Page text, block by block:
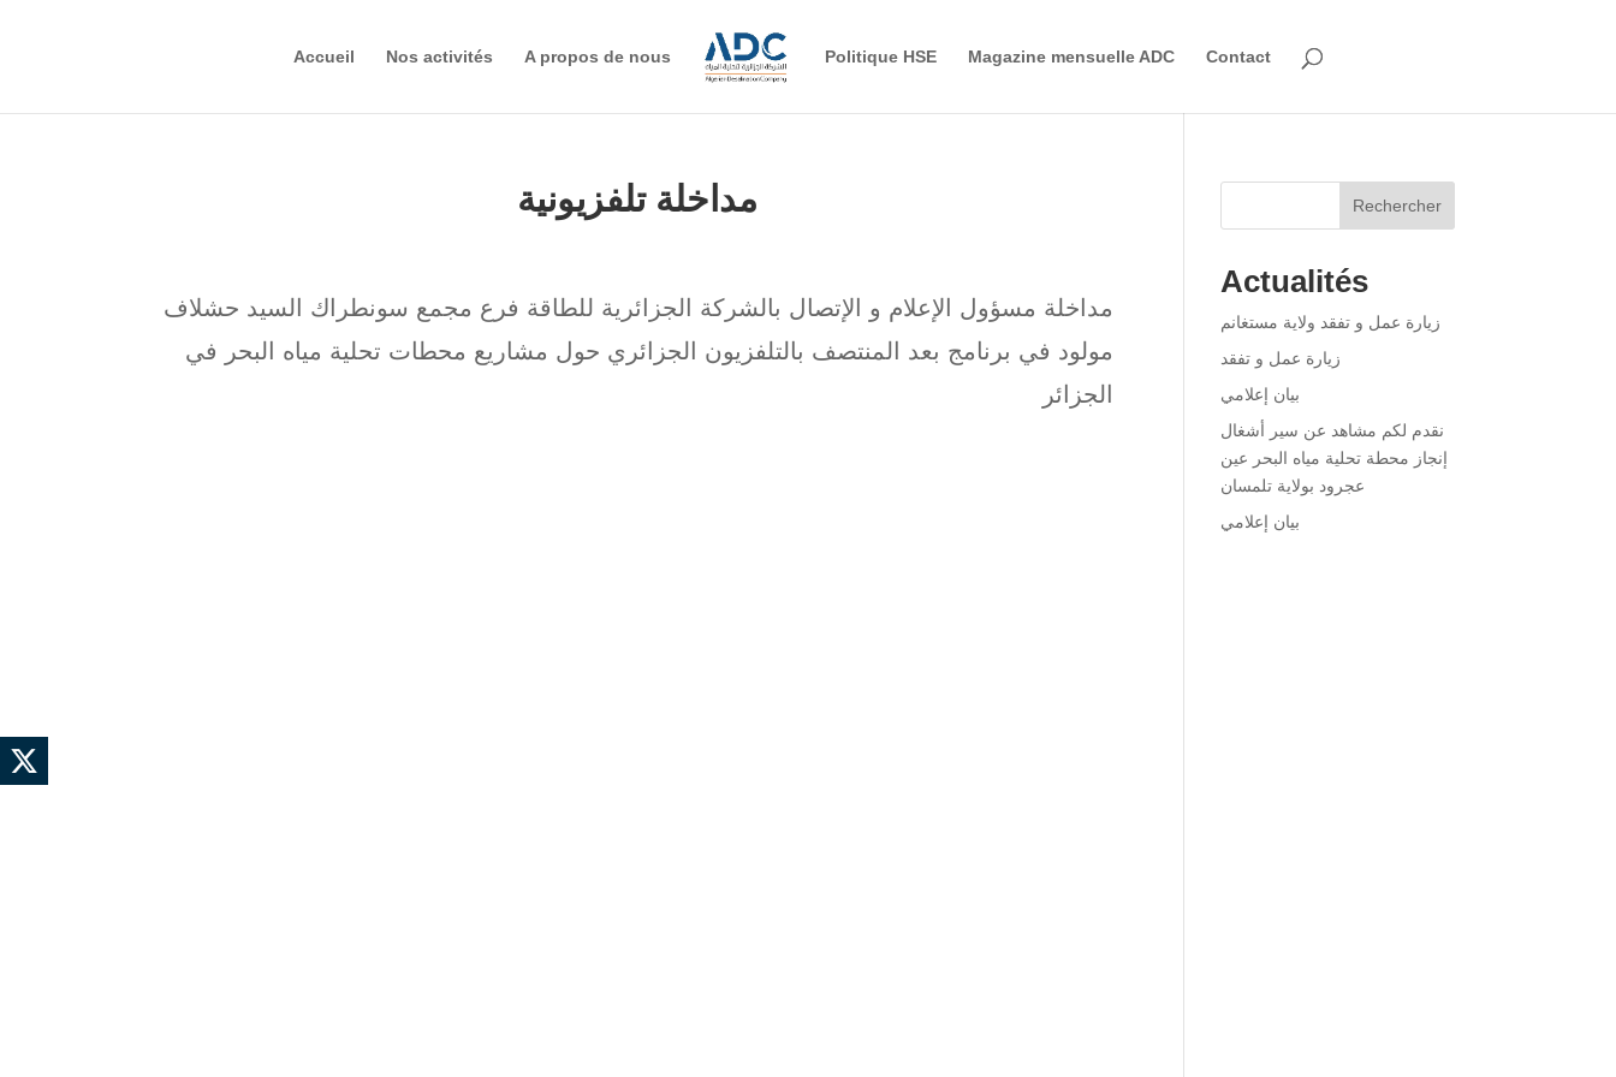
Accueil Nos activités A propos de nous Politique HSE Magazine mensuelle ADC Contact
مداخلة تلفزيونية
مداخلة مسؤول الإعلام و الإتصال بالشركة الجزائرية للطاقة فرع مجمع سونطراك السيد حشلاف
مولود في برنامج بعد المنتصف بالتلفزيون الجزائري حول مشاريع محطات تحلية مياه البحر في
الجزائر
Rechercher
Actualités
زيارة عمل و تفقد ولاية مستغانم
زيارة عمل و تفقد
بيان إعلامي
نقدم لكم مشاهد عن سير أشغال
إنجاز محطة تحلية مياه البحر عين
عجرود بولاية تلمسان
بيان إعلامي